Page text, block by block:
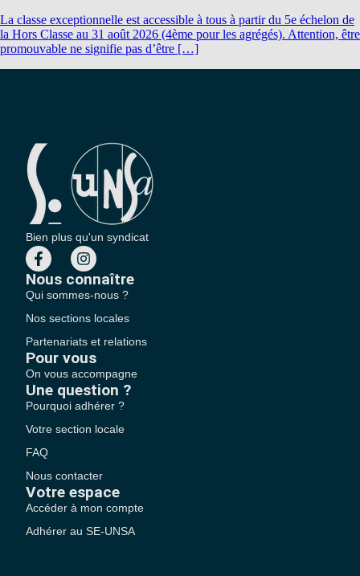
La classe exceptionnelle est accessible à tous à partir du 5e échelon de
la Hors Classe au 31 août 2026 (4ème pour les agrégés). Attention, être
promouvable ne signifie pas d’être […]
Bien plus qu'un syndicat
Nous connaître
Qui sommes-nous ?
Nos sections locales
Partenariats et relations
Pour vous
On vous accompagne
Une question ?
Pourquoi adhérer ?
Votre section locale
FAQ
Nous contacter
Votre espace
Accéder à mon compte
Adhérer au SE-UNSA